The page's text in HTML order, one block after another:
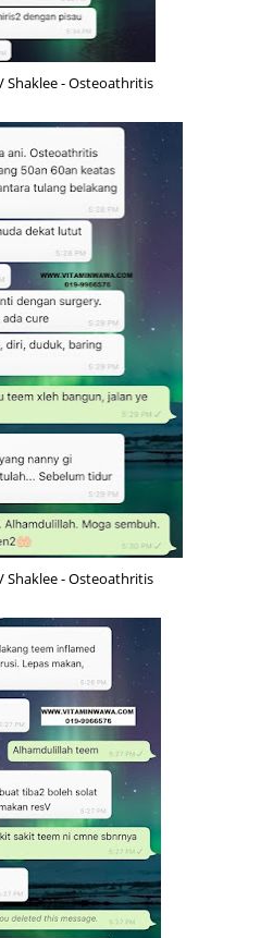
Shaklee - Osteoathritis
Shaklee - Osteoathritis